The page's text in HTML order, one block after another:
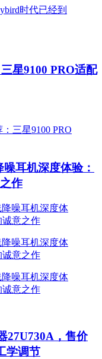
星9100 PRO适配
耳机深度体验：
作
27U730A，售价
学调节